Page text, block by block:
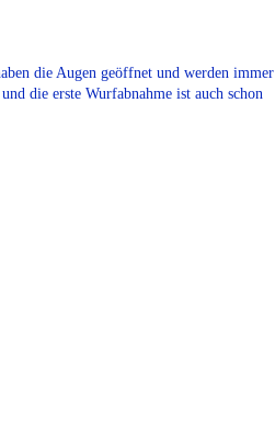
die Augen geöffnet und werden immer
die erste Wurfabnahme ist auch schon